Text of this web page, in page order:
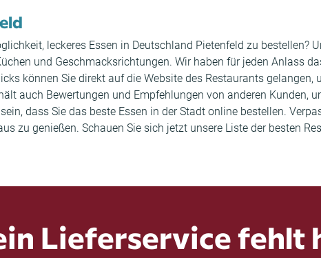
leckeres Essen in Deutschland Pietenfeld zu bestellen?
und Geschmacksrichtungen. Wir haben für jeden Anlass
können Sie direkt auf die Website des Restaurants
auch Bewertungen und Empfehlungen von anderen Kunden,
dass Sie das beste Essen in der Stadt online bestellen.
zu genießen. Schauen Sie sich jetzt unsere Liste der besten
Lieferservice fehlt